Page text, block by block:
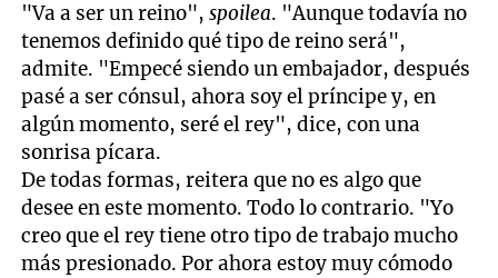
"Va a ser un reino",spoilea. "Aunque todavía no
tenemos definido qué tipo de reino será",
admite. "Empecé siendo un embajador, después
pasé a ser cónsul, ahora soy el príncipe y, en
algún momento, seré el rey", dice, con una
sonrisa pícara.
De todas formas, reitera que no es algo que
desee en este momento. Todo lo contrario. "Yo
creo que el rey tiene otro tipo de trabajo mucho
más presionado. Por ahora estoy muy cómodo